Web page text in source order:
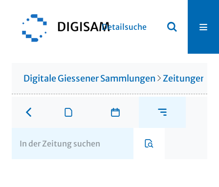
Detailsuche
Digitale Giessener Sammlungen Zeitungen